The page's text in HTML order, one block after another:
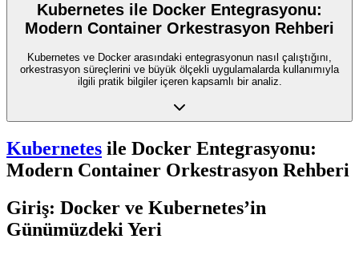
Kubernetes ile Docker Entegrasyonu:
Modern Container Orkestrasyon Rehberi
Kubernetes ve Docker arasındaki entegrasyonun nasıl çalıştığını,
orkestrasyon süreçlerini ve büyük ölçekli uygulamalarda kullanımıyla
ilgili pratik bilgiler içeren kapsamlı bir analiz.
Kubernetes ile Docker Entegrasyonu:
Modern Container Orkestrasyon Rehberi
Giriş: Docker ve Kubernetes’in
Günümüzdeki Yeri